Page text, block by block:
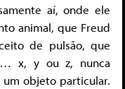
aí, onde ele
animal, que Freud
de pulsão, que
x, y ou z, nunca
um objeto particular.